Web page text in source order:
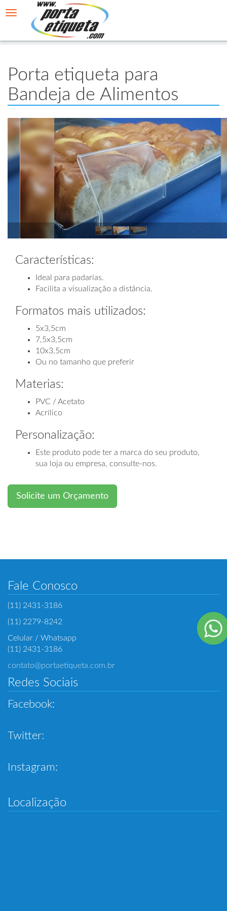
Toggle
navigation
Home
Produtos Porta Etiquetas
Porta etiqueta para
Bandeja de Alimentos
Características:
Ideal para padarias.
Facilita a visualização a distância.
Formatos mais utilizados:
5x3,5cm
7,5x3,5cm
10x3,5cm
Ou no tamanho que preferir
Materias:
PVC / Acetato
Acrílico
Personalização:
Este produto pode ter a marca do seu produto,
sua loja ou empresa, consulte-nos.
Solicite um Orçamento
Fale Conosco
(11) 2431-3186
(11) 2279-8242
Celular / Whatsapp
(11) 2431-3186
contato@portaetiqueta.com.br
Redes Sociais
Facebook:
Twitter:
Instagram:
Localização